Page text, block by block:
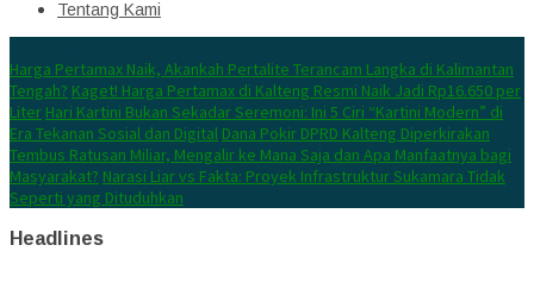
Tentang Kami
Harga Pertamax Naik, Akankah Pertalite Terancam Langka di Kalimantan
Tengah? Kaget! Harga Pertamax di Kalteng Resmi Naik Jadi Rp16.650 per
Liter Hari Kartini Bukan Sekadar Seremoni: Ini 5 Ciri “Kartini Modern” di
Era Tekanan Sosial dan Digital Dana Pokir DPRD Kalteng Diperkirakan
Tembus Ratusan Miliar, Mengalir ke Mana Saja dan Apa Manfaatnya bagi
Masyarakat? Narasi Liar vs Fakta: Proyek Infrastruktur Sukamara Tidak
Seperti yang Dituduhkan
Headlines